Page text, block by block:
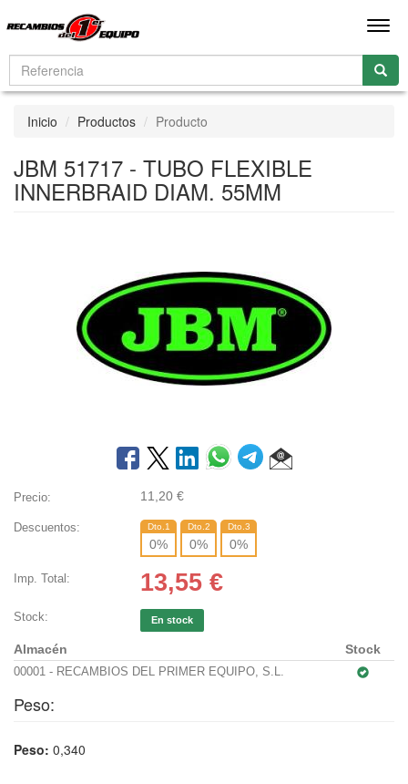
Inicio Productos Producto
JBM 51717 - TUBO FLEXIBLE
INNERBRAID DIAM. 55MM
Precio: 11,20 €
Descuentos: Dto.1
0%
Dto.2
0%
Dto.3
0%
Imp. Total: 13,55 €
Stock: En stock
Almacén Stock
00001 - RECAMBIOS DEL PRIMER EQUIPO, S.L.
Peso:
Peso: 0,340